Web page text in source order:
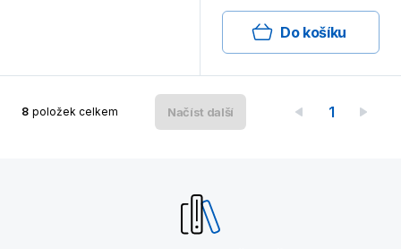
Do košíku
8 položek celkem Načíst další 1